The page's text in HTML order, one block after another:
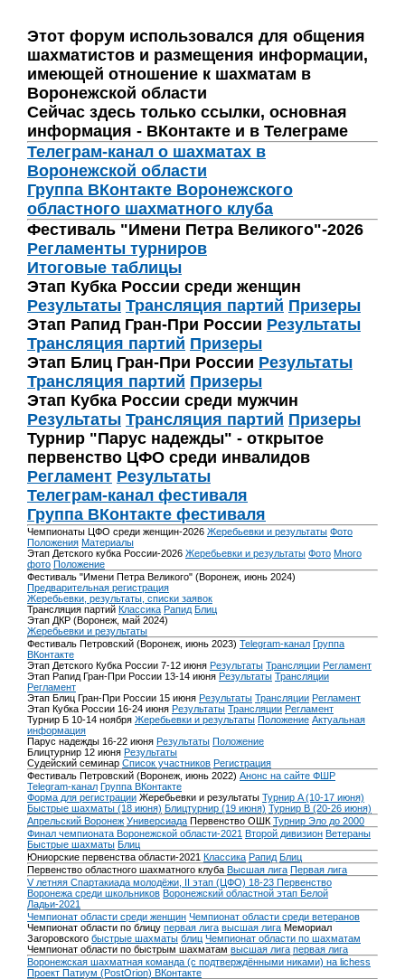
Этот форум использовался для общения
шахматистов и размещения информации,
имеющей отношение к шахматам в
Воронежской области
Сейчас здесь только ссылки, основная
информация - ВКонтакте и в Телеграме
Телеграм-канал о шахматах в
Воронежской области
Группа ВКонтакте Воронежского
областного шахматного клуба
Фестиваль "Имени Петра Великого"-2026
Регламенты турниров
Итоговые таблицы
Этап Кубка России среди женщин
Результаты Трансляция партий Призеры
Этап Рапид Гран-При России Результаты
Трансляция партий Призеры
Этап Блиц Гран-При России Результаты
Трансляция партий Призеры
Этап Кубка России среди мужчин
Результаты Трансляция партий Призеры
Турнир "Парус надежды" - открытое
первенство ЦФО среди инвалидов
Регламент Результаты
Телеграм-канал фестиваля
Группа ВКонтакте фестиваля
Чемпионаты ЦФО среди женщин-2026 Жеребьевки и результаты Фото
Положения Материалы
Этап Детского кубка России-2026 Жеребьевки и результаты Фото Много
фото Положение
Фестиваль "Имени Петра Великого" (Воронеж, июнь 2024)
Предварительная регистрация
Жеребьевки, результаты, списки заявок
Трансляция партий Классика Рапид Блиц
Этап ДКР (Воронеж, май 2024)
Жеребьевки и результаты
Фестиваль Петровский (Воронеж, июнь 2023) Telegram-канал Группа
ВКонтакте
Этап Детского Кубка России 7-12 июня Результаты Трансляции Регламент
Этап Рапид Гран-При России 13-14 июня Результаты Трансляции
Регламент
Этап Блиц Гран-При России 15 июня Результаты Трансляции Регламент
Этап Кубка России 16-24 июня Результаты Трансляции Регламент
Турнир Б 10-14 ноября Жеребьевки и результаты Положение Актуальная
информация
Парус надежды 16-22 июня Результаты Положение
Блицтурнир 12 июня Результаты
Судейский семинар Список участников Регистрация
Фестиваль Петровский (Воронеж, июнь 2022) Анонс на сайте ФШР
Telegram-канал Группа ВКонтакте
Форма для регистрации Жеребьевки и результаты Турнир A (10-17 июня)
Быстрые шахматы (18 июня) Блицтурнир (19 июня) Турнир B (20-26 июня)
Апрельский Воронеж Универсиада Первенство ОШК Турнир Эло до 2000
Финал чемпионата Воронежской области-2021 Второй дивизион Ветераны
Быстрые шахматы Блиц
Юниорские первенства области-2021 Классика Рапид Блиц
Первенство областного шахматного клуба Высшая лига Первая лига
V летняя Спартакиада молодёжи, II этап (ЦФО) 18-23 Первенство
Воронежа среди школьников Воронежский областной этап Белой
Ладьи-2021
Чемпионат области среди женщин Чемпионат области среди ветеранов
Чемпионат области по блицу первая лига высшая лига Мемориал
Загоровского быстрые шахматы блиц Чемпионат области по шахматам
Чемпионат области по быстрым шахматам высшая лига первая лига
Воронежская шахматная команда (с подтверждёнными никами) на lichess
Проект Патиум (PostOrion) ВКонтакте